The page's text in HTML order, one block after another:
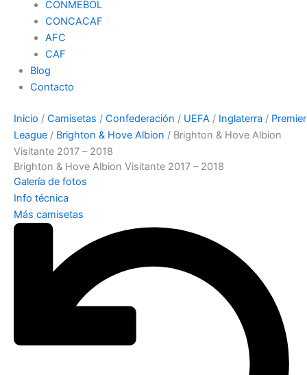
CONMEBOL
CONCACAF
AFC
CAF
Blog
Contacto
Inicio / Camisetas / Confederación / UEFA / Inglaterra / Premier
League / Brighton & Hove Albion / Brighton & Hove Albion
Visitante 2017 – 2018
Brighton & Hove Albion Visitante 2017 – 2018
Galería de fotos
Info técnica
Más camisetas